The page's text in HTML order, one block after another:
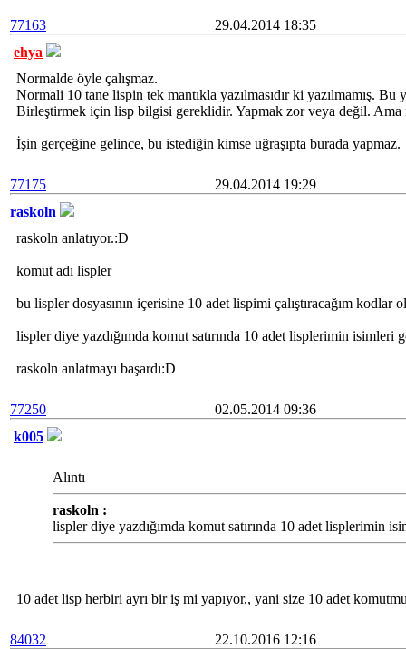
77163
29.04.2014 18:35
ehya
Normalde öyle çalışmaz.
Normali 10 tane lispin tek mantıkla yazılmasıdır ki yazılmamış. Bu
Birleştirmek için lisp bilgisi gereklidir. Yapmak zor veya değil. Ama
İşin gerçeğine gelince, bu istediğin kimse uğraşıpta burada yapmaz.
77175
29.04.2014 19:29
raskoln
raskoln anlatıyor.:D
komut adı lispler
bu lispler dosyasının içerisine 10 adet lispimi çalıştıracağım kodlar
lispler diye yazdığımda komut satırında 10 adet lisplerimin isimleri
raskoln anlatmayı başardı:D
77250
02.05.2014 09:36
k005
Alıntı
raskoln :
lispler diye yazdığımda komut satırında 10 adet lisplerimin
10 adet lisp herbiri ayrı bir iş mi yapıyor,, yani size 10 adet
84032 22.10.2016 12:16